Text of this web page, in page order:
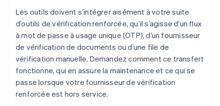
Les outils doivent s’intégrer aisément à votre suite
d’outils de vérification renforcée, qu’il s’agisse d’un flux
à mot de passe à usage unique (OTP), d’un fournisseur
de vérification de documents ou d’une file de
vérification manuelle. Demandez comment ce transfert
fonctionne, qui en assure la maintenance et ce qui se
passe lorsque votre fournisseur de vérification
renforcée est hors service.